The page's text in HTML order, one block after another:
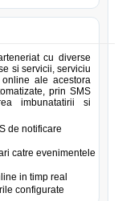
cu diverse
si servicii, serviciu
ale acestora
prin SMS
imbunatatirii si
de notificare
catre evenimentele
in timp real
configurate